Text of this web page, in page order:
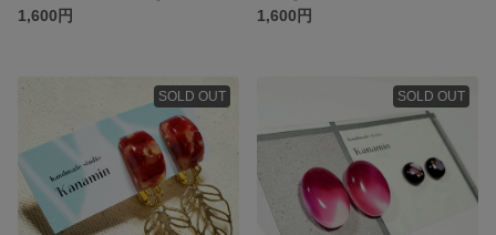
1,600円
1,600円
SOLD OUT SOLD OUT